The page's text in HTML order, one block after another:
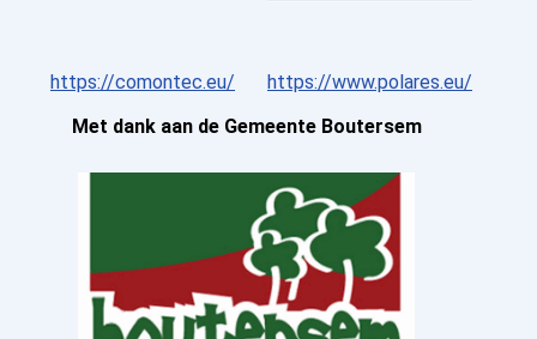
https://comontec.eu/
https://www.polares.eu/
Met dank aan de Gemeente Boutersem